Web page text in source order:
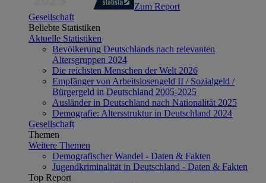
Zum Report
Gesellschaft
Beliebte Statistiken
Aktuelle Statistiken
Bevölkerung Deutschlands nach relevanten
Altersgruppen 2024
Die reichsten Menschen der Welt 2026
Empfänger von Arbeitslosengeld II / Sozialgeld /
Bürgergeld in Deutschland 2005-2025
Ausländer in Deutschland nach Nationalität 2025
Demografie: Altersstruktur in Deutschland 2024
Gesellschaft
Themen
Weitere Themen
Demografischer Wandel - Daten & Fakten
Jugendkriminalität in Deutschland - Daten & Fakten
Top Report